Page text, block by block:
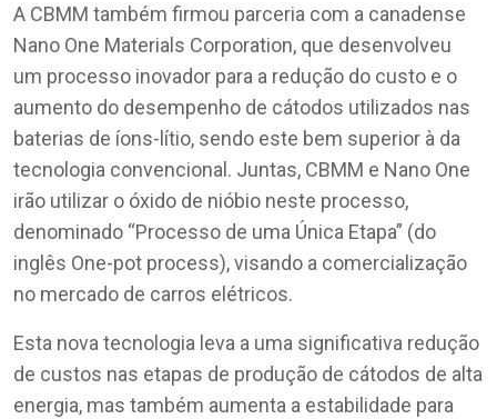
A CBMM também firmou parceria com a canadense
Nano One Materials Corporation, que desenvolveu
um processo inovador para a redução do custo e o
aumento do desempenho de cátodos utilizados nas
baterias de íons-lítio, sendo este bem superior à da
tecnologia convencional. Juntas, CBMM e Nano One
irão utilizar o óxido de nióbio neste processo,
denominado “Processo de uma Única Etapa” (do
inglês One-pot process), visando a comercialização
no mercado de carros elétricos.
Esta nova tecnologia leva a uma significativa redução
de custos nas etapas de produção de cátodos de alta
energia, mas também aumenta a estabilidade para